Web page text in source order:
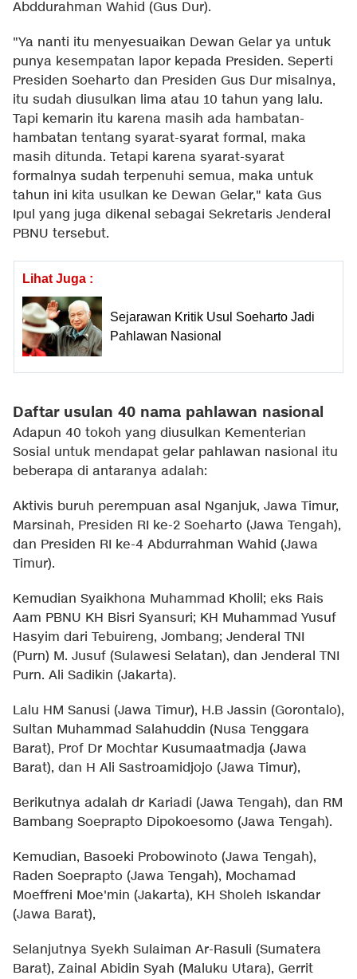
Abddurahman Wahid (Gus Dur).
"Ya nanti itu menyesuaikan Dewan Gelar ya untuk
punya kesempatan lapor kepada Presiden. Seperti
Presiden Soeharto dan Presiden Gus Dur misalnya,
itu sudah diusulkan lima atau 10 tahun yang lalu.
Tapi kemarin itu karena masih ada hambatan-
hambatan tentang syarat-syarat formal, maka
masih ditunda. Tetapi karena syarat-syarat
formalnya sudah terpenuhi semua, maka untuk
tahun ini kita usulkan ke Dewan Gelar," kata Gus
Ipul yang juga dikenal sebagai Sekretaris Jenderal
PBNU tersebut.
Lihat Juga :
Sejarawan Kritik Usul Soeharto Jadi
Pahlawan Nasional
Daftar usulan 40 nama pahlawan nasional
Adapun 40 tokoh yang diusulkan Kementerian
Sosial untuk mendapat gelar pahlawan nasional itu
beberapa di antaranya adalah:
Aktivis buruh perempuan asal Nganjuk, Jawa Timur,
Marsinah, Presiden RI ke-2 Soeharto (Jawa Tengah),
dan Presiden RI ke-4 Abdurrahman Wahid (Jawa
Timur).
Kemudian Syaikhona Muhammad Kholil; eks Rais
Aam PBNU KH Bisri Syansuri; KH Muhammad Yusuf
Hasyim dari Tebuireng, Jombang; Jenderal TNI
(Purn) M. Jusuf (Sulawesi Selatan), dan Jenderal TNI
Purn. Ali Sadikin (Jakarta).
Lalu HM Sanusi (Jawa Timur), H.B Jassin (Gorontalo),
Sultan Muhammad Salahuddin (Nusa Tenggara
Barat), Prof Dr Mochtar Kusumaatmadja (Jawa
Barat), dan H Ali Sastroamidjojo (Jawa Timur),
Berikutnya adalah dr Kariadi (Jawa Tengah), dan RM
Bambang Soeprapto Dipokoesomo (Jawa Tengah).
Kemudian, Basoeki Probowinoto (Jawa Tengah),
Raden Soeprapto (Jawa Tengah), Mochamad
Moeffreni Moe'min (Jakarta), KH Sholeh Iskandar
(Jawa Barat),
Selanjutnya Syekh Sulaiman Ar-Rasuli (Sumatera
Barat), Zainal Abidin Syah (Maluku Utara), Gerrit